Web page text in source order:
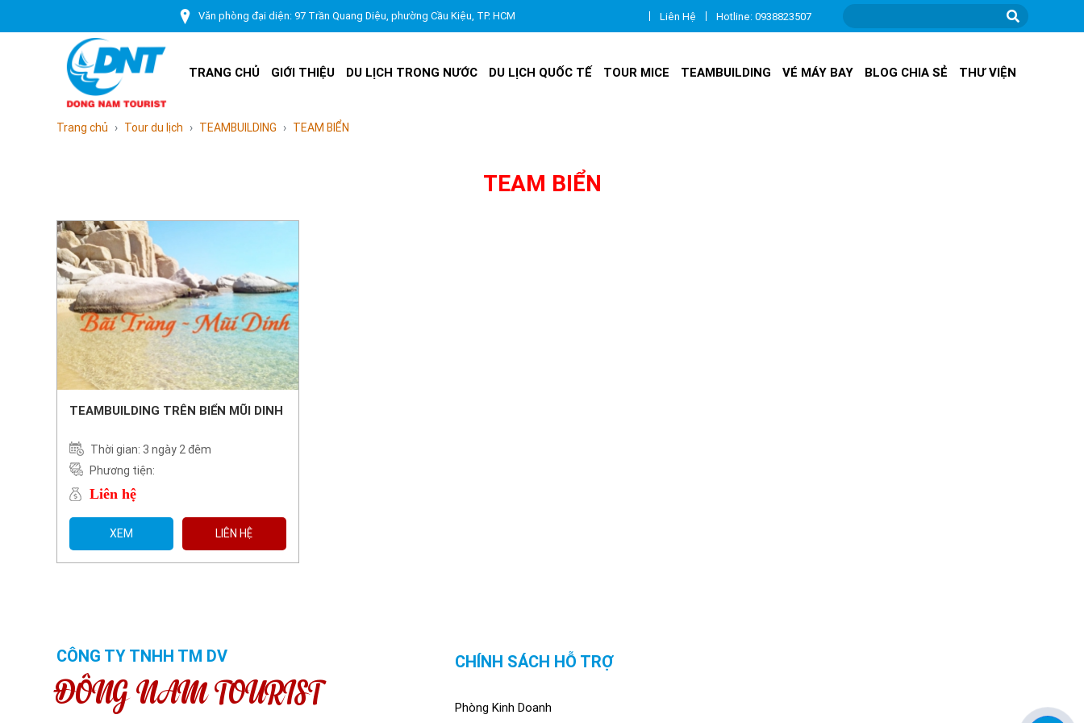
Văn phòng đại diện: 97 Trần Quang Diệu, phường Cầu Kiệu, TP. HCM Liên Hệ Hotline: 0938823507
TRANG CHỦ GIỚI THIỆU DU LỊCH TRONG NƯỚC DU LỊCH QUỐC TẾ TOUR MICE TEAMBUILDING VÉ MÁY BAY BLOG CHIA SẺ THƯ VIỆN
Trang chủ Tour du lịch TEAMBUILDING TEAM BIỂN
TEAM BIỂN
TEAMBUILDING TRÊN BIỂN MŨI DINH
Thời gian: 3 ngày 2 đêm
Phương tiện:
Liên hệ
XEM LIÊN HỆ
CÔNG TY TNHH TM DV
ĐÔNG NAM TOURIST
CHÍNH SÁCH HỖ TRỢ
Phòng Kinh Doanh